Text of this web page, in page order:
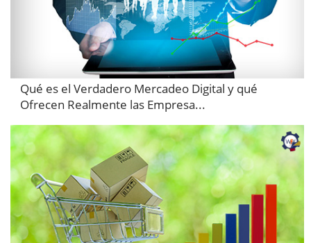
Qué es el Verdadero Mercadeo Digital y qué
Ofrecen Realmente las Empresa...